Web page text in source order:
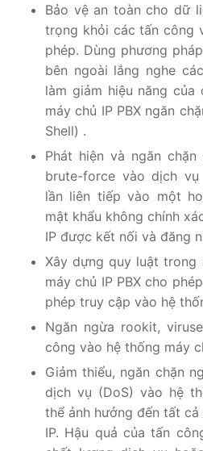
PRI VoIP Gateway TE200
BRI VoIP Gateway
LIÊN HỆ
TIN TỨC
HƯỚNG DẪN
Bảo vệ an toàn cho dữ
trọng khỏi các tấn công
phép. Dùng phương
bên ngoài lắng nghe
làm giảm hiệu năng của
máy chủ IP PBX ngăn
Shell) .
Phát hiện và ngăn
brute-force vào dịch vụ
lần liên tiếp vào một
mật khẩu không chính
IP được kết nối và đăng
Xây dựng quy luật
máy chủ IP PBX cho
phép truy cập vào hệ
Ngăn ngừa rookit,
công vào hệ thống máy
Giảm thiểu, ngăn chặn
dịch vụ (DoS) vào hệ
thể ảnh hưởng đến tất
IP. Hậu quả của tấn